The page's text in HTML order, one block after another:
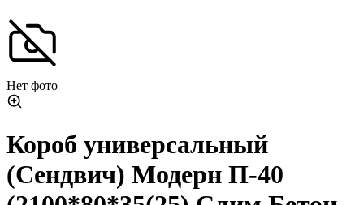
Нет фото
Короб универсальный
(Сендвич) Модерн П-40